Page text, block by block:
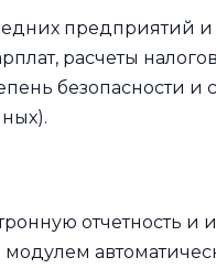
предприятий и
расчеты
безопасности
отчетность